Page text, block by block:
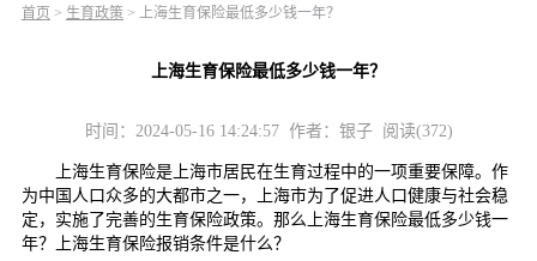
首页 > 生育政策 > 上海生育保险最低多少钱一年？
上海生育保险最低多少钱一年？
时间：2024-05-16 14:24:57 作者：银子 阅读(372)
上海生育保险是上海市居民在生育过程中的一项重要保障。作
为中国人口众多的大都市之一，上海市为了促进人口健康与社会稳
定，实施了完善的生育保险政策。那么上海生育保险最低多少钱一
年？上海生育保险报销条件是什么？